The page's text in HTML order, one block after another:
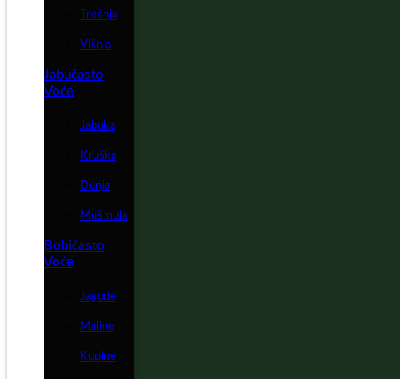
Trešnja
Višnja
Jabučasto
Voće
Jabuka
Kruška
Dunja
Mušmula
Bobičasto
Voće
Jagode
Maline
Kupine